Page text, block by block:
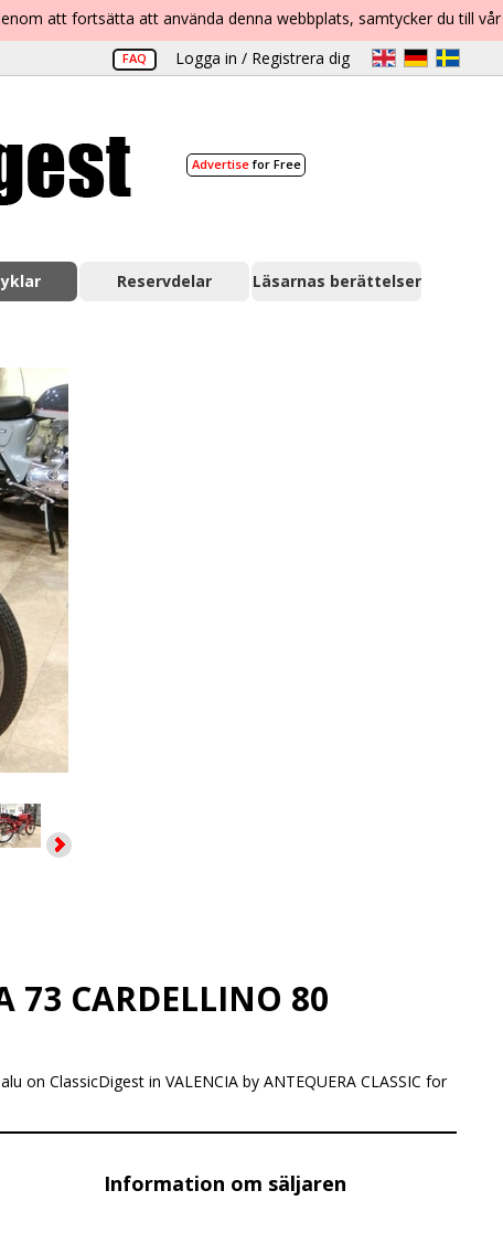
att fortsätta att använda denna webbplats, samtycker du till vår
FAQ Logga in / Registrera dig
Advertisefor Free
Reservdelar Läsarnas berättelser
73 CARDELLINO 80
on ClassicDigest in VALENCIA by ANTEQUERA CLASSIC for
Information om säljaren